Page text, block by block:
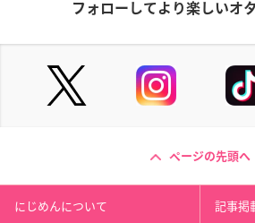
フォローしてより楽しいオ
ページの先頭へ
にじめんについて 記事掲